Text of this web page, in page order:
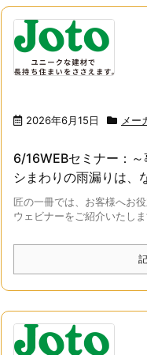
2026年6月15日 メー
6/16WEBセミナー：
シまわりの雨漏りは、
匠の一冊では、お客様へお
ウェビナーをご紹介いたし